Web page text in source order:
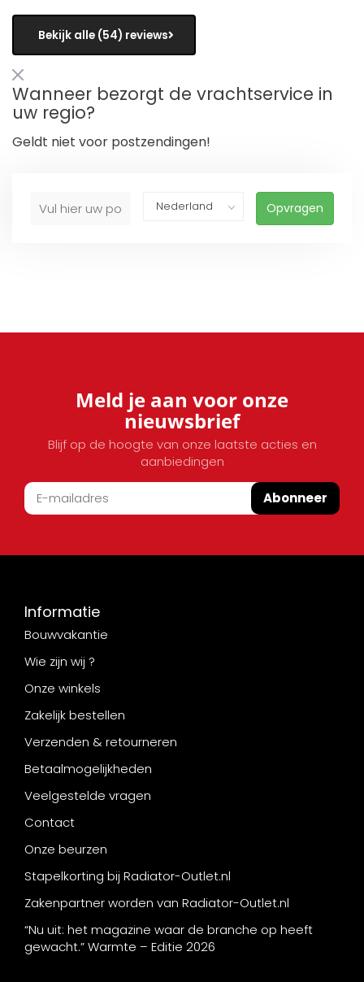
Bekijk alle (54) reviews
Wanneer bezorgt de vrachtservice in
uw regio?
Geldt niet voor postzendingen!
Opvragen
Meld je aan voor onze
nieuwsbrief
Blijf op de hoogte van onze laatste acties en
aanbiedingen
Abonneer
Informatie
Bouwvakantie
Wie zijn wij ?
Onze winkels
Zakelijk bestellen
Verzenden & retourneren
Betaalmogelijkheden
Veelgestelde vragen
Contact
Onze beurzen
Stapelkorting bij Radiator-Outlet.nl
Zakenpartner worden van Radiator-Outlet.nl
“Nu uit: het magazine waar de branche op heeft
gewacht.” Warmte – Editie 2026